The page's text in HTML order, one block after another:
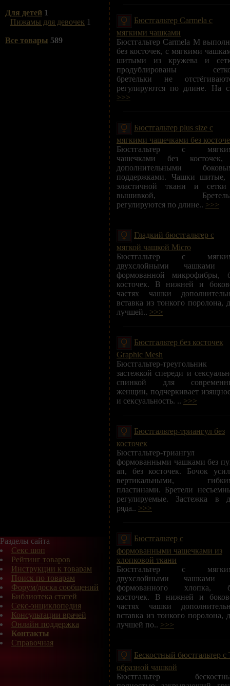
Для детей 1
Пижамы для девочек 1
Все товары 589
Разделы сайта
Секс шоп
Рейтинг товаров
Инструкции к товарам
Поиск по товарам
Форум/доска сообщений
Библиотека статей
Секс-энциклопедия
Консультации врачей
Онлайн поддержка
Контакты
Справочная
Бюстгальтер Carmela с
мягкими чашками
Бюстгальтер Carmela M
без косточек, с мягкими
шитыми из кружева и
продублированы
бретельки не
регулируются по длине. На
>>>
Бюстгальтер plus size с
мягкими чашечками без
Бюстгальтер с
чашечками без
дополнительными
поддержками. Чашки шитые,
эластичной ткани и
вышивкой,
регулируются по длине.. >>>
Гладкий бюстгальтер с
мягкой чашкой Micro
Бюстгальтер с
двухслойными чашками
формованной микрофибры,
косточек. В нижней и
частях чашки
вставка из тонкого поролона,
лучшей.. >>>
Бюстгальтер без косточек
Graphic Mesh
Бюстгальтер-
застежкой спереди и
спинкой для
женщин, подчеркивает
и сексуальность. .. >>>
Бюстгальтер-триангул без
косточек
Бюстгальтер-
формованными чашками без
ап, без косточек. Бочок
вертикальными,
пластинами. Бретели
регулируемые. Застежка в
ряда.. >>>
Бюстгальтер с
формованными чашечками из
хлопковой ткани
Бюстгальтер с
двухслойными чашками
формованного хлопка,
косточек. В нижней и
частях чашки
вставка из тонкого поролона,
лучшей по.. >>>
Бескостный бюстгальтер с
образной чашкой
Бюстгальтер